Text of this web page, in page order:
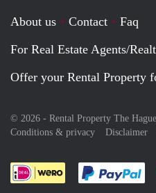
About us Contact
Faq
For Real Estate Agents/
Offer your Rental Property
© 2026 - Rental Property The
Conditions & privacy
Disclaimer